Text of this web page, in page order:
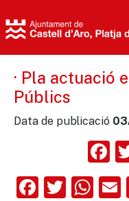
· Pla actuació
Públics
Data de publicació